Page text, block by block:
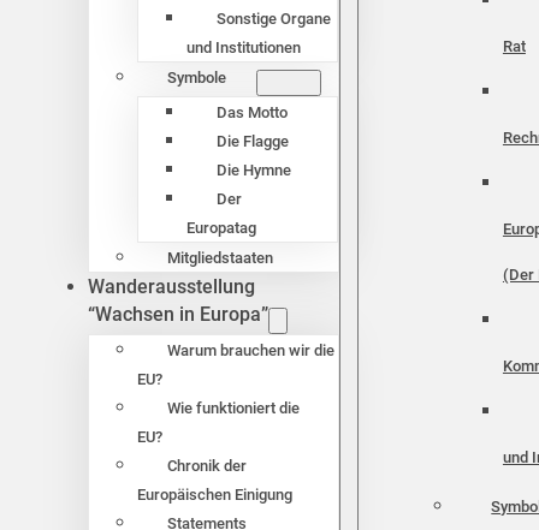
Sonstige Organe
und Institutionen
Symbole
Das Motto
Die Flagge
Die Hymne
Der
Europatag
Mitgliedstaaten
Wanderausstellung
“Wachsen in Europa”
Warum brauchen wir die
EU?
Wie funktioniert die
EU?
Chronik der
Europäischen Einigung
Statements
Rat
(Der
und